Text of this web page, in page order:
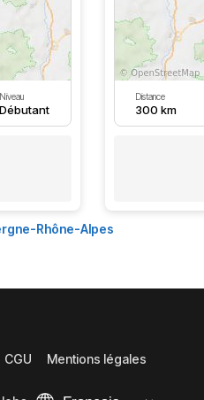
Niveau
Débutant
Distance
300 km
Rhône-Alpes
CGU Mentions légales